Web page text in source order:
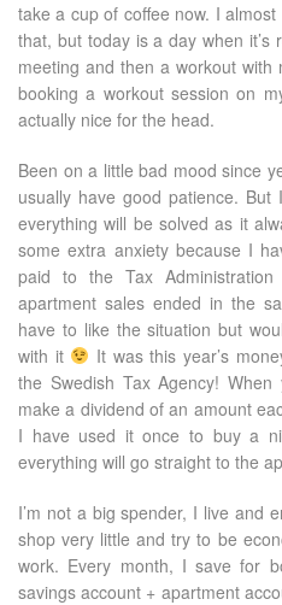
take a cup of coffee now. I
that, but today is a day when
meeting and then a workout
booking a workout session on
actually nice for the head.
Been on a little bad mood since
usually have good patience.
everything will be solved as it
some extra anxiety because I
paid to the Tax
apartment sales ended in the
have to like the situation but
with it
It was this year’s
the Swedish Tax Agency!
make a dividend of an amount
I have used it once to buy a
everything will go straight to the
I’m not a big spender, I live and
shop very little and try to be
work. Every month, I save for
savings account + apartment